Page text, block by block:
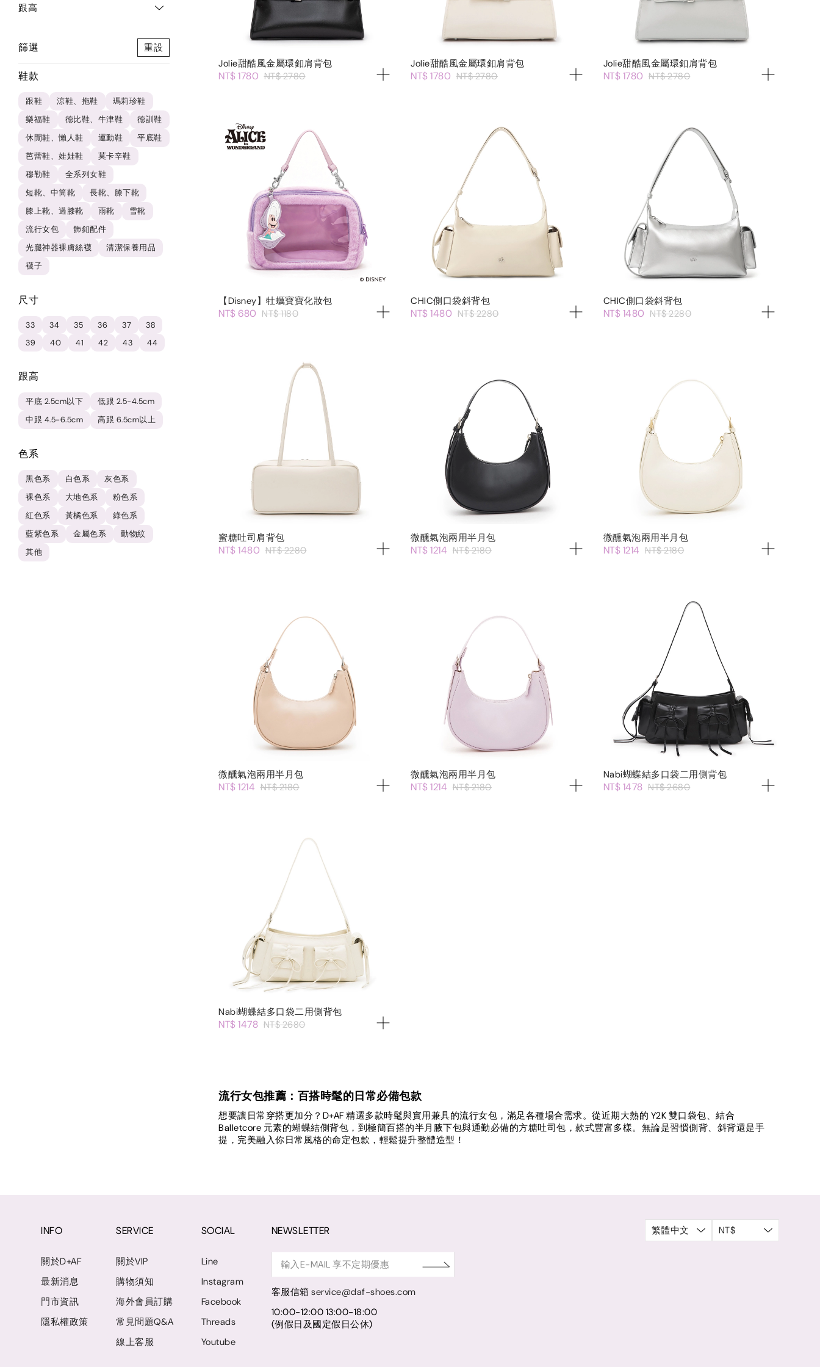
跟高
篩選 重設
鞋款
跟鞋 涼鞋、拖鞋
瑪莉珍鞋
樂福鞋
德比鞋、牛津鞋
德訓鞋
休閒鞋、懶人鞋
運動鞋
平底鞋
芭蕾鞋、娃娃鞋
莫卡辛鞋
穆勒鞋
全系列女鞋
短靴、中筒靴
長靴、膝下靴
膝上靴、過膝靴
雨靴
雪靴
流行女包
飾釦配件
光腿神器裸膚絲襪
清潔保養用品
襪子
尺寸
33 34 35 36 37
38
39
40 41 42 43 44
跟高
平底 2.5cm以下
低跟 2.5-4.5cm
中跟 4.5-6.5cm
高跟 6.5cm以上
色系
黑色系 白色系
灰色系
裸色系
大地色系
粉色系
紅色系
黃橘色系
綠色系
藍紫色系
金屬色系
動物紋
其他
Jolie甜酷風金屬環釦肩背包
NT$ 1780 NT$ 2780
Jolie甜酷風金屬環釦肩背包
NT$ 1780 NT$ 2780
Jolie甜酷風金屬環釦肩背包
NT$ 1780 NT$ 2780
【Disney】牡蠣寶寶化妝包
NT$ 680 NT$ 1180
CHIC側口袋斜背包
NT$ 1480 NT$ 2280
CHIC側口袋斜背包
NT$ 1480 NT$ 2280
蜜糖吐司肩背包
NT$ 1480 NT$ 2280
微醺氣泡兩用半月包
NT$ 1214 NT$ 2180
微醺氣泡兩用半月包
NT$ 1214 NT$ 2180
微醺氣泡兩用半月包
NT$ 1214 NT$ 2180
微醺氣泡兩用半月包
NT$ 1214 NT$ 2180
Nabi蝴蝶結多口袋二用側背包
NT$ 1478 NT$ 2680
Nabi蝴蝶結多口袋二用側背包
NT$ 1478 NT$ 2680
流行女包推薦：百搭時髦的日常必備包款
想要讓日常穿搭更加分？D+AF 精選多款時髦與實用兼具的流行女包，滿足各種場合需求。從近期大熱的 Y2K 雙口袋包、結合
Balletcore 元素的蝴蝶結側背包，到極簡百搭的半月腋下包與通勤必備的方糖吐司包，款式豐富多樣。無論是習慣側背、斜背還是手
提，完美融入你日常風格的命定包款，輕鬆提升整體造型！
INFO
關於D+AF
最新消息
門市資訊
隱私權政策
SERVICE
關於VIP
購物須知
海外會員訂購
常見問題Q&A
線上客服
SOCIAL
Line
Instagram
Facebook
Threads
Youtube
NEWSLETTER
客服信箱service@daf-shoes.com
10:00-12:00 13:00-18:00
(例假日及國定假日公休)